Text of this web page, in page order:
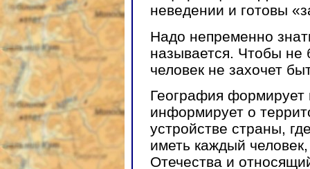
неведении и готовы
Надо непременно
называется. Чтобы
человек не захочет
География формирует
информирует о
устройстве страны,
иметь каждый
Отечества и